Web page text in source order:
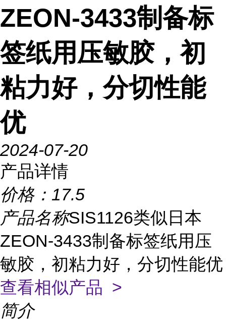
ZEON-3433制备标
签纸用压敏胶，初
粘力好，分切性能
优
2024-07-20
产品详情
价格： 17.5
产品名称SIS1126类似日本
ZEON-3433制备标签纸用压
敏胶，初粘力好，分切性能优
查看相似产品 >
简介